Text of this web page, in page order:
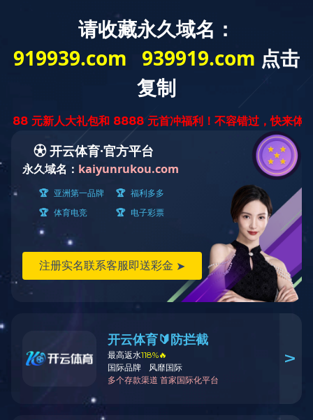
版
尼龙系列
产品世界